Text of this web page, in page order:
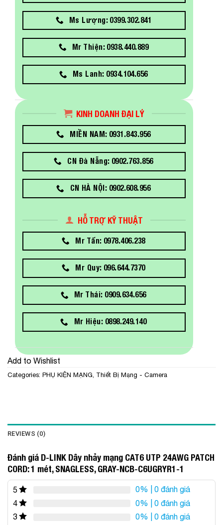
Ms Lượng: 0399.302.841
Mr Thiện: 0938.440.889
Ms Lanh: 0934.104.656
KINH DOANH ĐẠI LÝ
MIỀN NAM: 0931.843.956
CN Đà Nẵng: 0902.763.856
CN HÀ NỘI: 0902.608.956
HỖ TRỢ KỸ THUẬT
Mr Tấn: 0978.406.238
Mr Quy: 096.644.7370
Mr Thái: 0909.634.656
Mr Hiệu: 0898.249.140
Add to Wishlist
Categories: PHỤ KIỆN MẠNG Thiết Bị Mạng - Camera
REVIEWS (0)
Đánh giá D-LINK Dây nhảy mạng CAT6 UTP 24AWG PATCH
CORD: 1 mét, SNAGLESS, GRAY-NCB-C6UGRYR1-1
5 0% | 0 đánh giá
4
0% | 0 đánh giá
3
0% | 0 đánh giá